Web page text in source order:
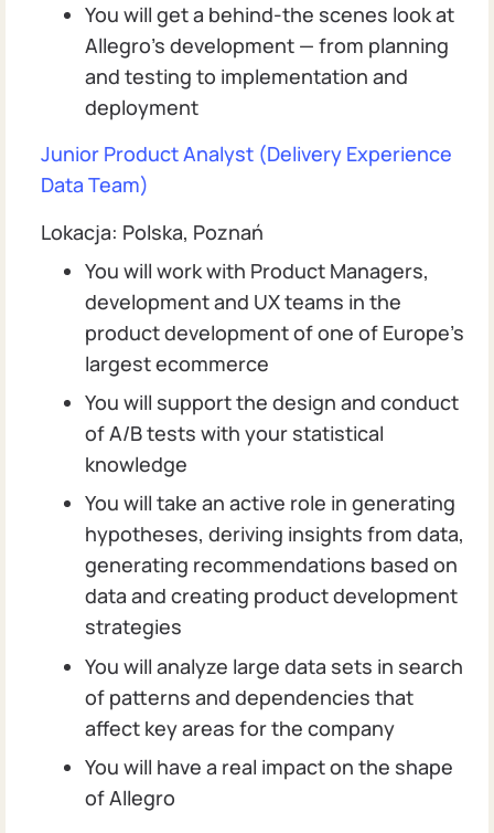
You will get a behind-the scenes look at
Allegro’s development — from planning
and testing to implementation and
deployment
Junior Product Analyst (Delivery Experience
Data Team)
Lokacja: Polska, Poznań
You will work with Product Managers,
development and UX teams in the
product development of one of Europe’s
largest ecommerce
You will support the design and conduct
of A/B tests with your statistical
knowledge
You will take an active role in generating
hypotheses, deriving insights from data,
generating recommendations based on
data and creating product development
strategies
You will analyze large data sets in search
of patterns and dependencies that
affect key areas for the company
You will have a real impact on the shape
of Allegro